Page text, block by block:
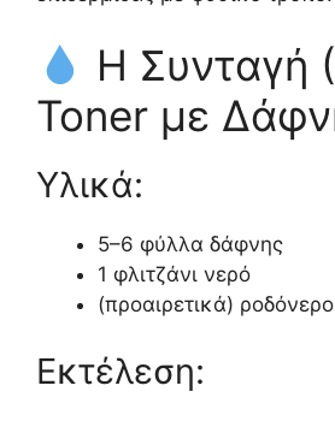
Η Συνταγή
Toner με
Υλικά:
5–6 φύλλα δάφνης
1 φλιτζάνι νερό
(προαιρετικά) ροδόνερο
Εκτέλεση: